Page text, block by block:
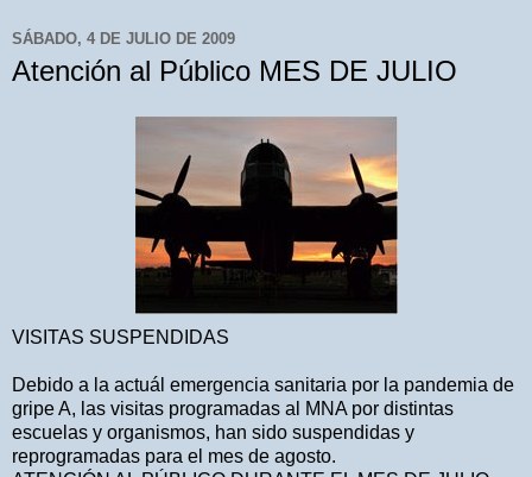
SÁBADO, 4 DE JULIO DE 2009
Atención al Público MES DE JULIO
VISITAS SUSPENDIDAS
Debido a la actuál emergencia sanitaria por la pandemia de
gripe A, las visitas programadas al MNA por distintas
escuelas y organismos, han sido suspendidas y
reprogramadas para el mes de agosto.